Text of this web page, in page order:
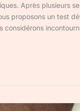
Après plusieurs
proposons un test
considérons